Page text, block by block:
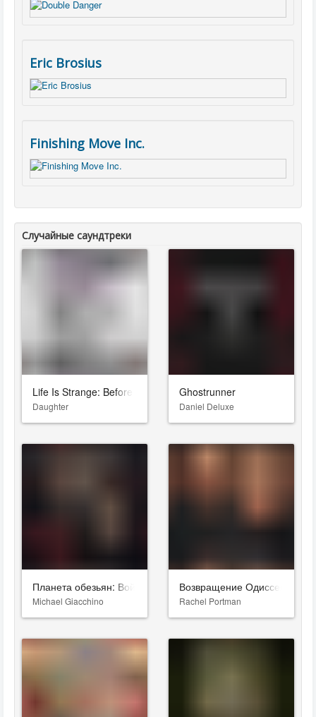
Eric Brosius
Finishing Move Inc.
Случайные саундтреки
Life Is Strange: Before The Storm
Daughter
Ghostrunner
Daniel Deluxe
Планета обезьян: Война
Michael Giacchino
Возвращение Одиссея
Rachel Portman